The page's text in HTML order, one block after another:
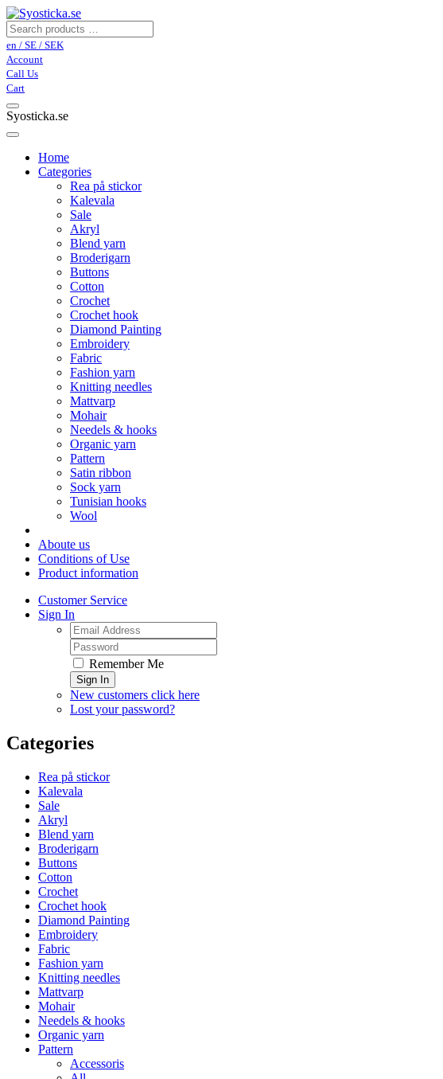
en / SE / SEK
Account
Call Us
Cart
Syosticka.se
Home
Categories
Rea på stickor
Kalevala
Sale
Akryl
Blend yarn
Broderigarn
Buttons
Cotton
Crochet
Crochet hook
Diamond Painting
Embroidery
Fabric
Fashion yarn
Knitting needles
Mattvarp
Mohair
Needels & hooks
Organic yarn
Pattern
Satin ribbon
Sock yarn
Tunisian hooks
Wool
Aboute us
Conditions of Use
Product information
Customer Service
Sign In
Remember Me
Sign In
New customers click here
Lost your password?
Categories
Rea på stickor
Kalevala
Sale
Akryl
Blend yarn
Broderigarn
Buttons
Cotton
Crochet
Crochet hook
Diamond Painting
Embroidery
Fabric
Fashion yarn
Knitting needles
Mattvarp
Mohair
Needels & hooks
Organic yarn
Pattern
Accessoris